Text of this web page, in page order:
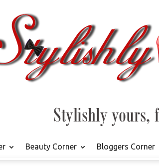
Beauty Corner Bloggers Corner